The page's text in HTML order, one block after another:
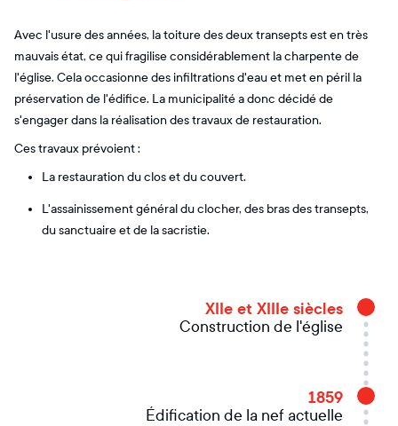
Avec l'usure des années, la toiture des deux transepts est en très
mauvais état, ce qui fragilise considérablement la charpente de
l'église. Cela occasionne des infiltrations d'eau et met en péril la
préservation de l'édifice. La municipalité a donc décidé de
s'engager dans la réalisation des travaux de restauration.
Ces travaux prévoient :
La restauration du clos et du couvert.
L'assainissement général du clocher, des bras des transepts,
du sanctuaire et de la sacristie.
XIIe et XIIIe siècles
Construction de l'église
1859
Édification de la nef actuelle